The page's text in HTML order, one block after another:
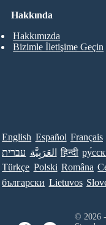
Hakkında
Hakkımızda
Bizimle İletişime Geçin
English Español Français
עברית العَرَبِيَّة हिन्दी
Türkçe Polski Româna
български Lietuvos
© 2026 -